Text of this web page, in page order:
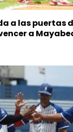
a las puertas
a